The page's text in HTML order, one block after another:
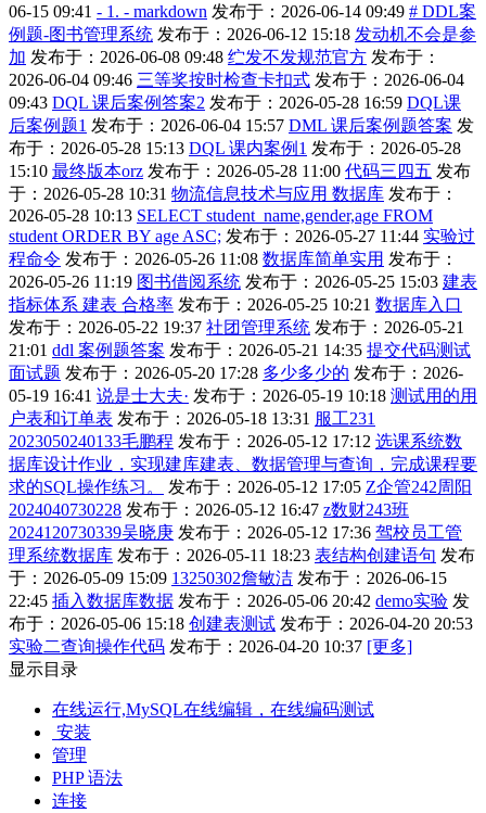
06-15 09:41 - 1. - markdown 发布于：2026-06-14 09:49 # DDL案
例题-图书管理系统 发布于：2026-06-12 15:18 发动机不会是参
加 发布于：2026-06-08 09:48 纻发不发规范官方 发布于：
2026-06-04 09:46 三等奖按时检查卡扣式 发布于：2026-06-04
09:43 DQL 课后案例答案2 发布于：2026-05-28 16:59 DQL课
后案例题1 发布于：2026-06-04 15:57 DML 课后案例题答案 发
布于：2026-05-28 15:13 DQL 课内案例1 发布于：2026-05-28
15:10 最终版本orz 发布于：2026-05-28 11:00 代码三四五 发布
于：2026-05-28 10:31 物流信息技术与应用 数据库 发布于：
2026-05-28 10:13 SELECT student_name,gender,age FROM
student ORDER BY age ASC; 发布于：2026-05-27 11:44 实验过
程命令 发布于：2026-05-26 11:08 数据库简单实用 发布于：
2026-05-26 11:19 图书借阅系统 发布于：2026-05-25 15:03 建表
指标体系 建表 合格率 发布于：2026-05-25 10:21 数据库入口
发布于：2026-05-22 19:37 社团管理系统 发布于：2026-05-21
21:01 ddl 案例题答案 发布于：2026-05-21 14:35 提交代码测试
面试题 发布于：2026-05-20 17:28 多少多少的 发布于：2026-
05-19 16:41 说是士大夫· 发布于：2026-05-19 10:18 测试用的用
户表和订单表 发布于：2026-05-18 13:31 服工231
2023050240133毛鹏程 发布于：2026-05-12 17:12 选课系统数
据库设计作业，实现建库建表、数据管理与查询，完成课程要
求的SQL操作练习。
发布于：2026-05-12 17:05 Z企管242周阳
2024040730228 发布于：2026-05-12 16:47 z数财243班
2024120730339吴晓庚 发布于：2026-05-12 17:36 驾校员工管
理系统数据库 发布于：2026-05-11 18:23 表结构创建语句 发布
于：2026-05-09 15:09 13250302詹敏洁 发布于：2026-06-15
22:45 插入数据库数据 发布于：2026-05-06 20:42 demo实验 发
布于：2026-05-06 15:18 创建表测试 发布于：2026-04-20 20:53
实验二查询操作代码 发布于：2026-04-20 10:37 [更多]
显示目录
在线运行,MySQL在线编辑，在线编码测试
安装
管理
PHP 语法
连接